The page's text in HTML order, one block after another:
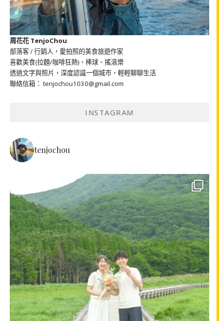
周花花 TenjoChou
部落客 / 行銷人，愛拍照的美食旅遊作家
喜歡美食(拉麵/咖啡狂熱)、棒球、搖滾樂
透過文字與照片，深度認識一個城市，輕輕聊聊生活
聯絡信箱： tenjochou1030@gmail.com
INSTAGRAM
tenjochou